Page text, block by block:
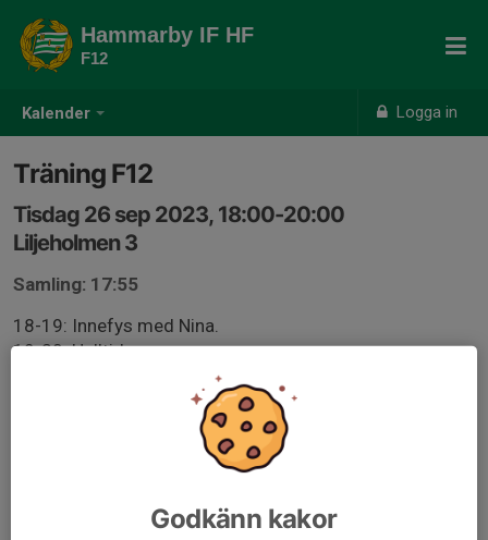
Kalender Logga in
Hammarby IF HF
F12
Träning F12
Tisdag 26 sep 2023, 18:00-20:00
Liljeholmen 3
Samling: 17:55
18-19: Innefys med Nina.
19-20: Halltid
Glöm ej inneskor och vattenflaska.
Godkänn kakor